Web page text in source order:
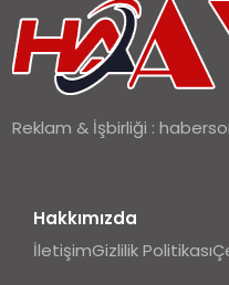
Reklam & İşbirliği :
Hakkımızda
İletişimGizlilik Politikası